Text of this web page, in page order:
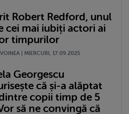
Robert Redford, unul
cei mai iubiți actori ai
timpurilor
| MIERCURI, 17.09.2025
Georgescu
că și-a alăptat
copii timp de 5
să ne convingă că